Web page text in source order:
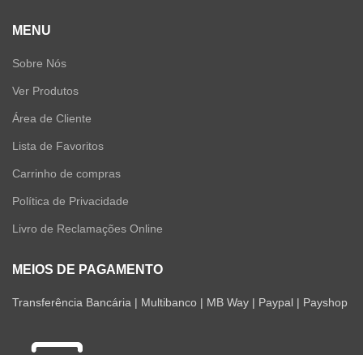
MENU
Sobre Nós
Ver Produtos
Área de Cliente
Lista de Favoritos
Carrinho de compras
Política de Privacidade
Livro de Reclamações Online
MEIOS DE PAGAMENTO
Transferência Bancária | Multibanco | MB Way | Paypal | Payshop